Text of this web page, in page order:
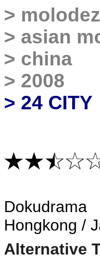
>
> asian
> china
> 2008
> 24 CITY
Dokudrama
Hongkong /
Alternative